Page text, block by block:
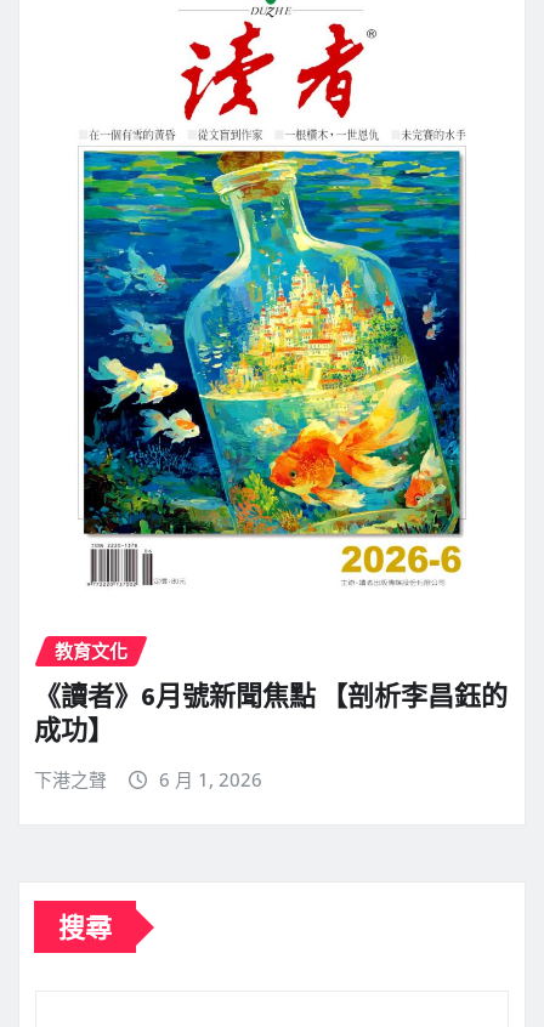
教育文化
《讀者》6月號新聞焦點 【剖析李昌鈺的
成功】
下港之聲 6 月 1, 2026
搜尋